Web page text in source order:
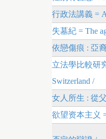
行政法講義 =
失墓紀 = The
依戀傷痕 : 亞
立法學比較研
Switzerland /
女人所生 : 從
欲望资本主义